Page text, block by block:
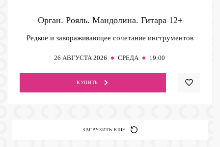
Орган. Рояль. Мандолина. Гитара 12+
Редкое и завораживающее сочетание инструментов
26 АВГУСТА 2026 СРЕДА 19:00
КУПИТЬ
ЗАГРУЗИТЬ ЕЩЕ